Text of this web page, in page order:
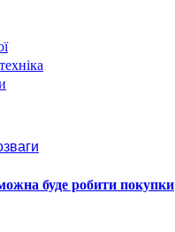
буде робити покупки